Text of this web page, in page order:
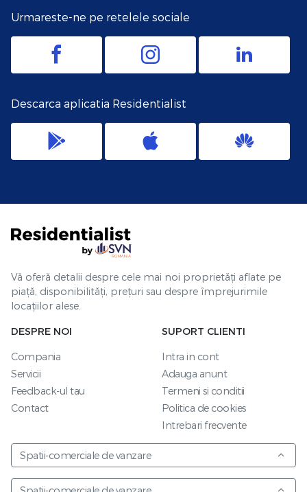
Urmareste-ne pe retelele sociale
Descarca aplicatia Residentialist
Vă oferă detalii despre cele mai noi proprietăți aflate pe
piață, disponibilități, prețuri sau despre împrejurimile
locațiilor alese.
DESPRE NOI
Compania
Servicii
Feedback-ul tau
Contact
SUPORT CLIENTI
Intra in cont
Adauga anunt
Termeni si conditii
Politica de cookies
Intrebari frecvente
Spatii-comerciale de vanzare